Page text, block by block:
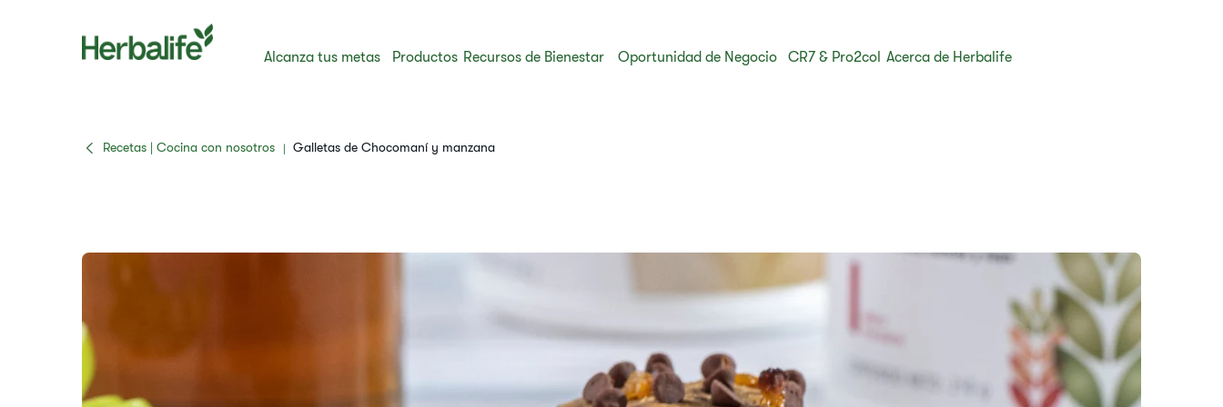
Alcanza tus metas Productos Recursos de Bienestar Oportunidad de Negocio CR7 & Pro2col Acerca de Herbalife
Recetas | Cocina con nosotros | ​​Galletas de Chocomaní y manzana​